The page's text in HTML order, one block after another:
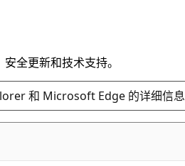
全更新和技术支持。
和 Microsoft Edge 的详细信息